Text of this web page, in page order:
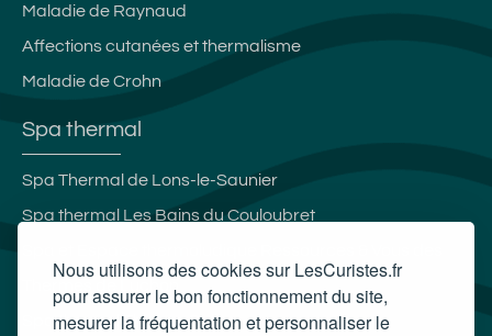
Nous utilisons des cookies sur LesCuristes.fr
pour assurer le bon fonctionnement du site,
mesurer la fréquentation et personnaliser le
Maladie de Raynaud
Affections cutanées et thermalisme
Maladie de Crohn
Spa thermal
Spa Thermal de Lons-le-Saunier
Spa thermal Les Bains du Couloubret
Thermes de Luchon
Spa thermal Therma Salina